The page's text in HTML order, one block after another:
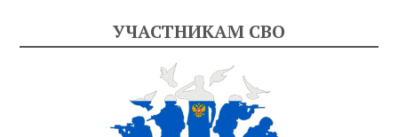
УЧАСТНИКАМ СВО